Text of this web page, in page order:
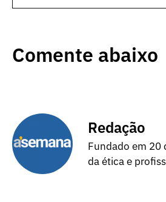
Comente abaixo
Redação
Fundado em 20
da ética e